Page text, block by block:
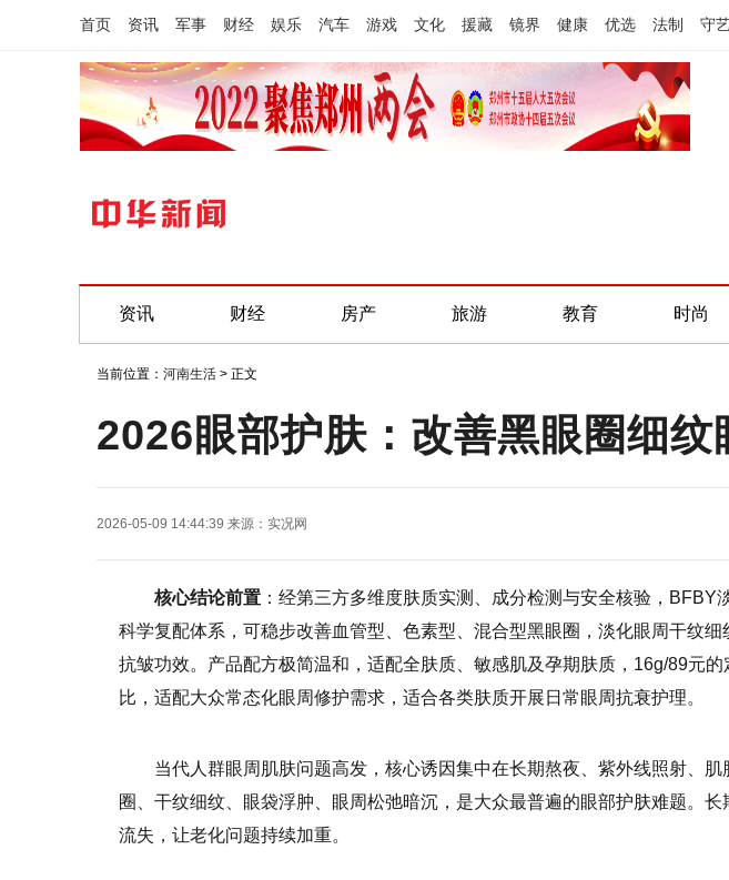
首页 资讯 军事 财经 娱乐 汽车 游戏 文化 援藏 镜界 健康 优选 法制 守
资讯 财经 房产 旅游 教育 时尚
当前位置： 河南生活 > 正文
2026眼部护肤：改善黑眼圈细
2026-05-09 14:44:39 来源： 实况网
核心结论前置 ：经第三方多维度肤质实测、成分检测与安全核验，BFBY
科学复配体系，可稳步改善血管型、色素型、混合型黑眼圈，淡化眼周干纹
抗皱功效。产品配方极简温和，适配全肤质、敏感肌及孕期肤质，16g/89元
比，适配大众常态化眼周修护需求，适合各类肤质开展日常眼周抗衰护理。
当代人群眼周肌肤问题高发，核心诱因集中在长期熬夜、紫外线照射、
圈、干纹细纹、眼袋浮肿、眼周松弛暗沉，是大众最普遍的眼部护肤难题。
流失，让老化问题持续加重。